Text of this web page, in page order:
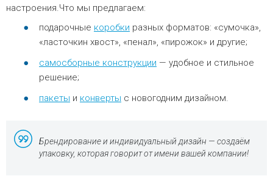
настроения.Что мы предлагаем:
подарочные коробки разных форматов: «сумочка»,
«ласточкин хвост», «пенал», «пирожок» и другие;
самосборные конструкции — удобное и стильное
решение;
пакеты и конверты с новогодним дизайном.
Брендирование и индивидуальный дизайн — создаём
упаковку, которая говорит от имени вашей компании!